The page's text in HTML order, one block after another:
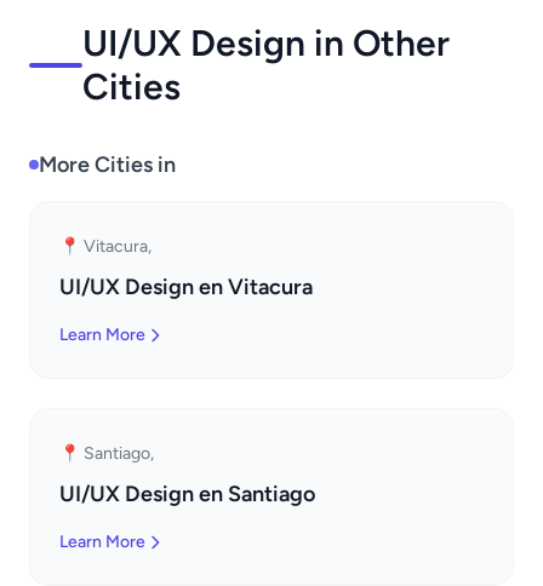
UI/UX Design in Other
Cities
More Cities in
📍 Vitacura,
UI/UX Design en Vitacura
Learn More
📍 Santiago,
UI/UX Design en Santiago
Learn More